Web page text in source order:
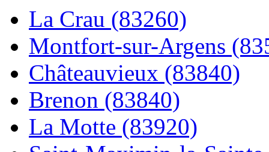
La Crau (83260)
Montfort-sur-Argens
Châteauvieux (83840)
Brenon (83840)
La Motte (83920)